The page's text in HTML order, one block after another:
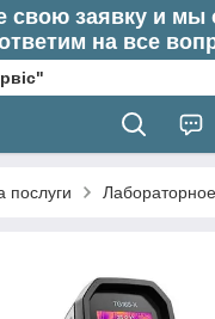
свою заявку и мы
на все
послуги